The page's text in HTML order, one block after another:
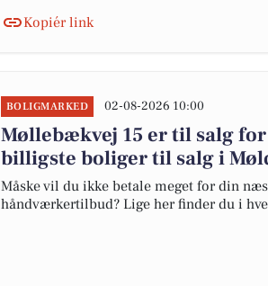
Kopiér link
BOLIGMARKED 02-08-2026 10:00
Møllebækvej 15 er til salg
billigste boliger til salg i
Måske vil du ikke betale meget for din
håndværkertilbud? Lige her finder du i